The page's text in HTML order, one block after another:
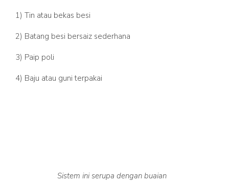
1) Tin atau bekas besi
2) Batang besi bersaiz sederhana
3) Paip poli
4) Baju atau guni terpakai
Sistem ini serupa dengan buaian